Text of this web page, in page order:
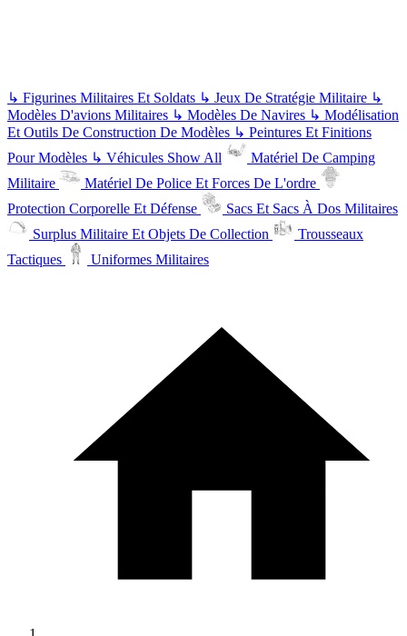
↳ Figurines Militaires Et Soldats ↳ Jeux De Stratégie Militaire ↳
Modèles D'avions Militaires ↳ Modèles De Navires ↳ Modélisation
Et Outils De Construction De Modèles ↳ Peintures Et Finitions
Pour Modèles ↳ Véhicules Show All
Matériel De Camping
Militaire
Matériel De Police Et Forces De L'ordre
Protection Corporelle Et Défense
Sacs Et Sacs À Dos Militaires
Surplus Militaire Et Objets De Collection
Trousseaux
Tactiques
Uniformes Militaires